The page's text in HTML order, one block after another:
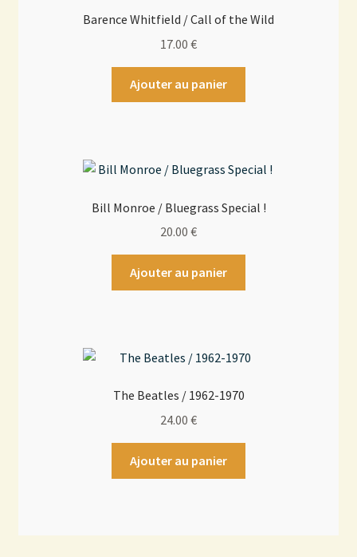
Barence Whitfield / Call of the Wild
17.00 €
Ajouter au panier
Bill Monroe / Bluegrass Special !
20.00 €
Ajouter au panier
The Beatles / 1962-1970
24.00 €
Ajouter au panier